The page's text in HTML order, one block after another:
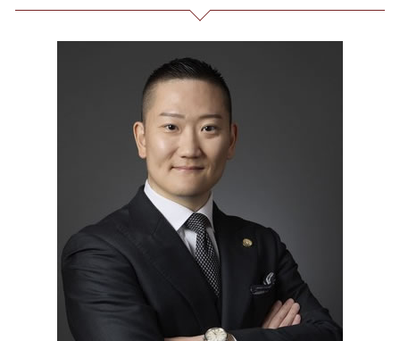
詐欺 返金されない
詐欺 被害 お金 戻っ て くる
個人再生 デメリット メリット
借金 過払い請求 デメリット
特定調停 条件
消費者金融 返済 過払い金
債務整理 種類 メリット デメリット
契約 書 リーガル チェック
パワハラ 相談 解決
労務 トラブル
セクハラ 相談 解決
有給 取得 トラブル
不当解雇 労基
残業代 未払い
顧問 弁護士 メリット
誹謗中傷 相談
ネット 誹謗中傷
誹謗中傷 特定
誹謗中傷 SNS
Twitter 誹謗中傷
出会い系 詐欺 東京都 相談
過払い金請求 東京都 相談
マルチ商法 港区 相談
マルチ商法 港区 弁護士
リーガルチェック 23区 弁護士
リーガルチェック 港区 弁護士
企業法務 全国 弁護士
誹謗中傷 品川区
誹謗中傷 東京都
労働問題 23区 相談
任意整理 東京都 弁護士
消費者被害 23区 弁護士
労働問題 全国 弁護士
架空請求 全国 弁護士
不当請求 港区 弁護士